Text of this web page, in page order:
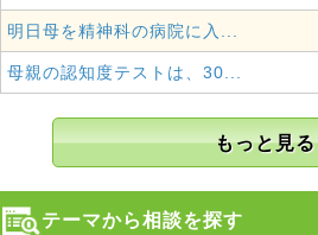
明日母を精神科の病院に入...
母親の認知度テストは、30...
もっと見る
テーマから相談を探す